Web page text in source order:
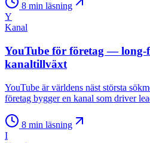
8 min läsning
Y
Kanal
YouTube för företag — long-
kanaltillväxt
YouTube är världens näst största
företag bygger en kanal som driver
8 min läsning
I